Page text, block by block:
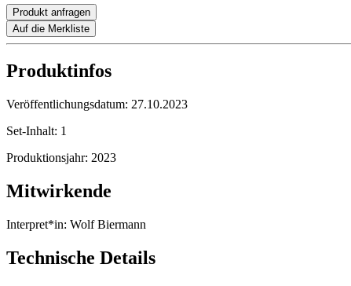
Produkt anfragen
Auf die Merkliste
Produktinfos
Veröffentlichungsdatum: 27.10.2023
Set-Inhalt: 1
Produktionsjahr: 2023
Mitwirkende
Interpret*in: Wolf Biermann
Technische Details